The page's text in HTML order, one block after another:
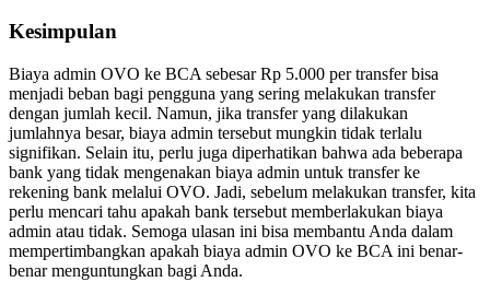
Kesimpulan
Biaya admin OVO ke BCA sebesar Rp 5.000 per transfer bisa
menjadi beban bagi pengguna yang sering melakukan transfer
dengan jumlah kecil. Namun, jika transfer yang dilakukan
jumlahnya besar, biaya admin tersebut mungkin tidak terlalu
signifikan. Selain itu, perlu juga diperhatikan bahwa ada beberapa
bank yang tidak mengenakan biaya admin untuk transfer ke
rekening bank melalui OVO. Jadi, sebelum melakukan transfer, kita
perlu mencari tahu apakah bank tersebut memberlakukan biaya
admin atau tidak. Semoga ulasan ini bisa membantu Anda dalam
mempertimbangkan apakah biaya admin OVO ke BCA ini benar-
benar menguntungkan bagi Anda.